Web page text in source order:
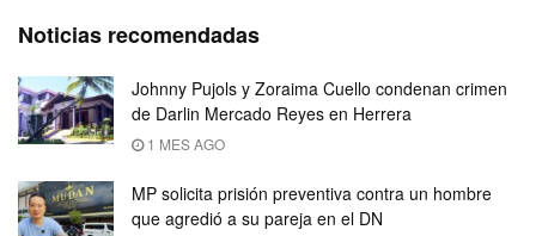
Noticias recomendadas
Johnny Pujols y Zoraima Cuello condenan crimen
de Darlin Mercado Reyes en Herrera
1 MES AGO
MP solicita prisión preventiva contra un hombre
que agredió a su pareja en el DN